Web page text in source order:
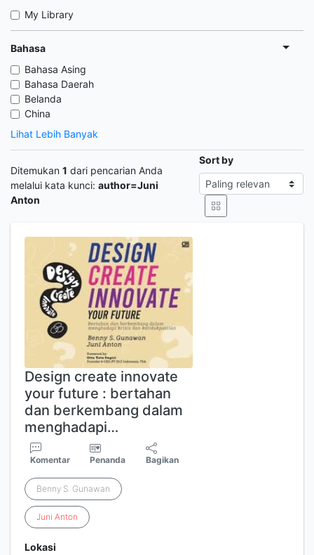
My Library
Bahasa
Bahasa Asing
Bahasa Daerah
Belanda
China
Lihat Lebih Banyak
Ditemukan 1 dari pencarian Anda
melalui kata kunci: author=Juni
Anton
Sort by
Design create innovate
your future : bertahan
dan berkembang dalam
menghadapi…
Komentar Penanda Bagikan
Benny S. Gunawan
Juni Anton
Lokasi